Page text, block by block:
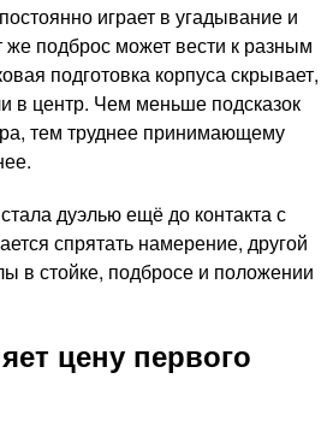
играет в угадывание и
же подброс может вести к разным
подготовка корпуса скрывает,
в центр. Чем меньше подсказок
тем труднее принимающему
дуэлью ещё до контакта с
спрятать намерение, другой
в стойке, подбросе и положении
цену первого